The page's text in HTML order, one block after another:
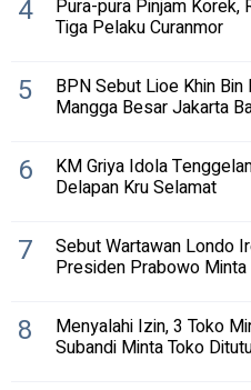
4 Pura-pura Pinjam
Tiga Pelaku Curanmor
5 BPN Sebut Lioe Khin
Mangga Besar Jakarta
6 KM Griya Idola
Delapan Kru Selamat
7 Sebut Wartawan Londo
Presiden Prabowo
8 Menyalahi Izin, 3 Toko
Subandi Minta Toko